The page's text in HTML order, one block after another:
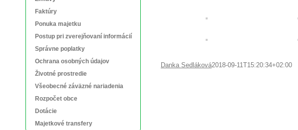
Danka Sedláková2018-09-11T15:20:34+02:00
Faktúry
Ponuka majetku
Postup pri zverejňovaní informácií
Správne poplatky
Ochrana osobných údajov
Životné prostredie
Všeobecné záväzné nariadenia
Rozpočet obce
Dotácie
Majetkové transfery